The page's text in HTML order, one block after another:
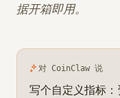
据开箱即用。
对 CoinClaw 说
写个自定义指标